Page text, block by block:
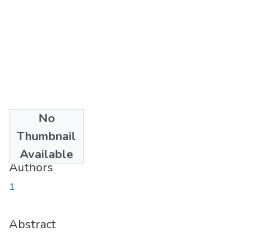
No
Thumbnail
Available
2007-10-29
Authors
1
Abstract